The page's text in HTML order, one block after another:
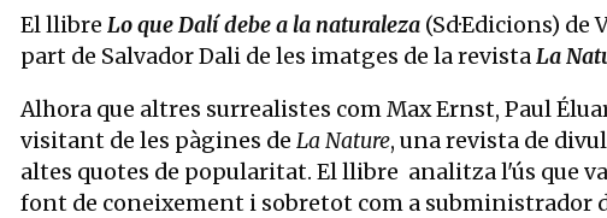
El llibre Lo que Dalí debe a la naturaleza (Sd·Edicions) de
part de Salvador Dali de les imatges de la revistaLa
Alhora que altres surrealistes com Max Ernst, Paul
visitant de les pàgines de La Nature, una revista de
altes quotes de popularitat. El llibre analitza l'ús que
font de coneixement i sobretot com a subministrador